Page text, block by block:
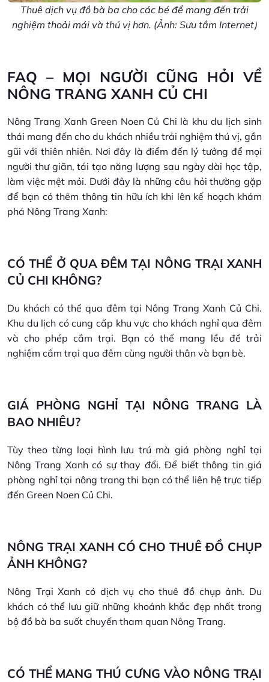
Thuê dịch vụ đồ bà ba cho các bé để mang đến trải
nghiệm thoải mái và thú vị hơn. (Ảnh: Sưu tầm Internet)
FAQ – MỌI NGƯỜI CŨNG HỎI VỀ
NÔNG TRANG XANH CỦ CHI
Nông Trang Xanh Green Noen Củ Chi là khu du lịch sinh
thái mang đến cho du khách nhiều trải nghiệm thú vị, gần
gũi với thiên nhiên. Nơi đây là điểm đến lý tưởng để mọi
người thư giãn, tái tạo năng lượng sau ngày dài học tập,
làm việc mệt mỏi. Dưới đây là những câu hỏi thường gặp
để bạn có thêm thông tin hữu ích khi lên kế hoạch khám
phá Nông Trang Xanh:
CÓ THỂ Ở QUA ĐÊM TẠI NÔNG TRẠI XANH
CỦ CHI KHÔNG?
Du khách có thể qua đêm tại Nông Trang Xanh Củ Chi.
Khu du lịch có cung cấp khu vực cho khách nghỉ qua đêm
và cho phép cắm trại. Bạn có thể mang lều để trải
nghiệm cắm trại qua đêm cùng người thân và bạn bè.
GIÁ PHÒNG NGHỈ TẠI NÔNG TRANG LÀ
BAO NHIÊU?
Tùy theo từng loại hình lưu trú mà giá phòng nghỉ tại
Nông Trang Xanh có sự thay đổi. Để biết thông tin giá
phòng nghỉ tại nông trang thi bạn có thể liên hệ trực tiếp
đến Green Noen Củ Chi.
NÔNG TRẠI XANH CÓ CHO THUÊ ĐỒ CHỤP
ẢNH KHÔNG?
Nông Trại Xanh có dịch vụ cho thuê đồ chụp ảnh. Du
khách có thể lưu giữ những khoảnh khắc đẹp nhất trong
bộ đồ bà ba suốt chuyến tham quan Nông Trang.
CÓ THỂ MANG THÚ CƯNG VÀO NÔNG TRẠI